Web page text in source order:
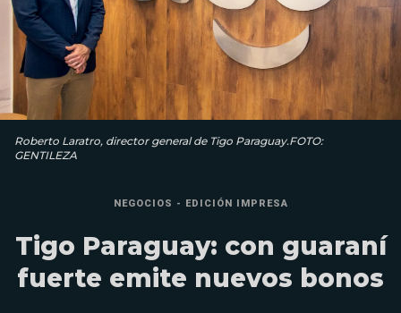
Roberto Laratro, director general de Tigo Paraguay.FOTO:
GENTILEZA
NEGOCIOS - EDICIÓN IMPRESA
Tigo Paraguay: con guaraní
fuerte emite nuevos bonos